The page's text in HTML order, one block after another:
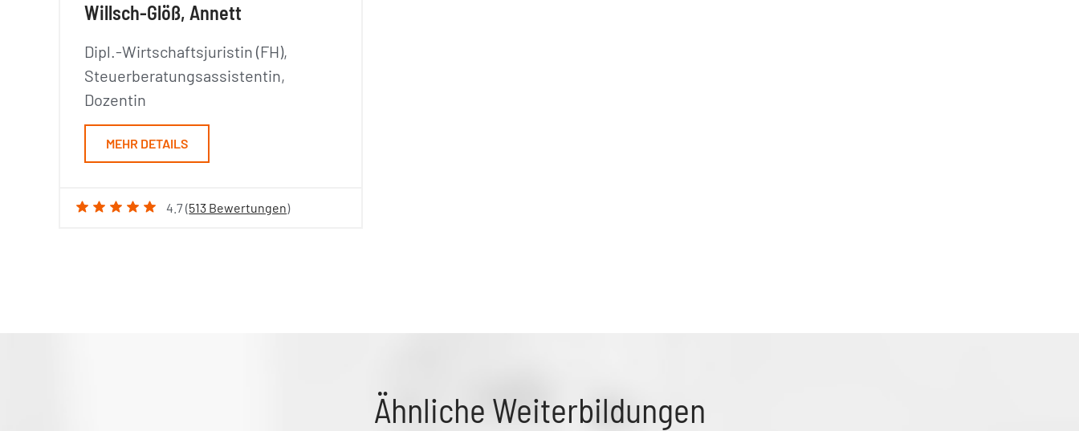
Willsch-Glöß, Annett
Dipl.-Wirtschaftsjuristin (FH),
Steuerberatungsassistentin,
Dozentin
MEHR DETAILS
4.7 (513 Bewertungen)
Ähnliche Weiterbildungen